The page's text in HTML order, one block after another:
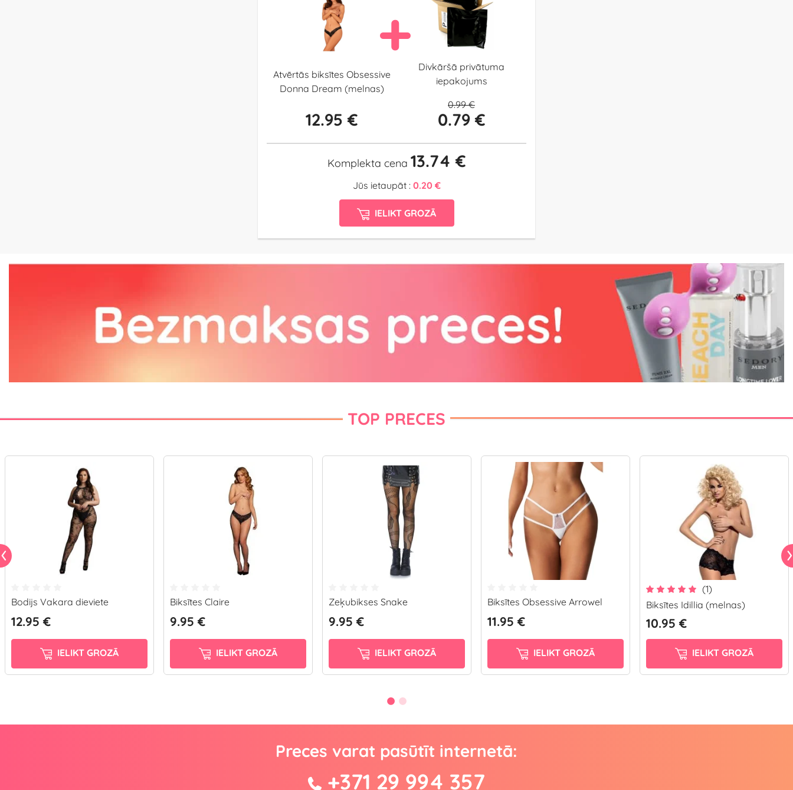
Atvērtās biksītes Obsessive
Donna Dream (melnas)
12.95 €
Divkāršā privātuma
iepakojums
0.99 €
0.79 €
Komplekta cena 13.74 €
Jūs ietaupāt : 0.20 €
IELIKT GROZĀ
TOP PRECES
Bodijs Vakara dieviete
12.95 €
IELIKT GROZĀ
Biksītes Claire
9.95 €
IELIKT GROZĀ
Zeķubikses Snake
9.95 €
IELIKT GROZĀ
Biksītes Obsessive Arrowel
11.95 €
IELIKT GROZĀ
(1)
Biksītes Idillia (melnas)
10.95 €
IELIKT GROZĀ
Preces varat pasūtīt internetā:
+371 29 994 357